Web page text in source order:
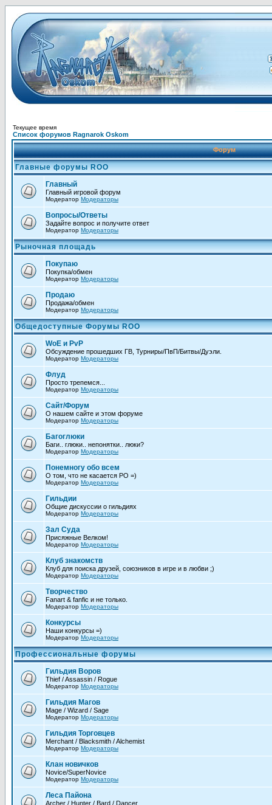
Текущее время
Список форумов Ragnarok Oskom
Форум
Главные форумы ROO
Главный
Главный игровой форум
Модератор Модераторы
Вопросы/Ответы
Задайте вопрос и получите ответ
Модератор Модераторы
Рыночная площадь
Покупаю
Покупка/обмен
Модератор Модераторы
Продаю
Продажа/обмен
Модератор Модераторы
Общедоступные Форумы ROO
WoE и PvP
Обсуждение прошедших ГВ, Турниры/ПвП/Битвы/Дуэли.
Модератор Модераторы
Флуд
Просто трепемся...
Модератор Модераторы
Сайт/Форум
О нашем сайте и этом форуме
Модератор Модераторы
Багоглюки
Баги.. глюки.. непонятки.. люки?
Модератор Модераторы
Понемногу обо всем
О том, что не каcается РО =)
Модератор Модераторы
Гильдии
Общие дискуссии о гильдиях
Модератор Модераторы
Зал Суда
Присяжные Велком!
Модератор Модераторы
Клуб знакомств
Клуб для поиска друзей, союзников в игре и в любви ;)
Модератор Модераторы
Творчество
Fanart & fanfic и не только.
Модератор Модераторы
Конкурсы
Наши конкурсы =)
Модератор Модераторы
Профессиональные форумы
Гильдия Воров
Thief / Assassin / Rogue
Модератор Модераторы
Гильдия Магов
Mage / Wizard / Sage
Модератор Модераторы
Гильдия Торговцев
Merchant / Blacksmith / Alchemist
Модератор Модераторы
Клан новичков
Novice/SuperNovice
Модератор Модераторы
Леса Пайона
Archer / Hunter / Bard / Dancer